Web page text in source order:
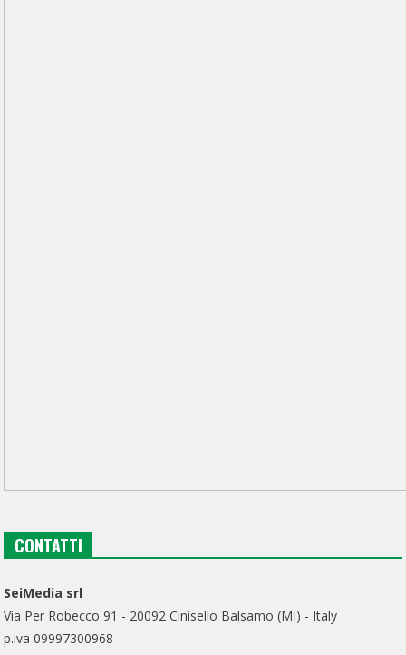
CONTATTI
SeiMedia srl
Via Per Robecco 91 - 20092 Cinisello Balsamo (MI) - Italy
p.iva 09997300968